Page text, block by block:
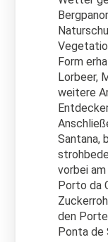
Form
Lorbeer,
weitere
Santana,
vorbei
Porto da
den
Ponta de